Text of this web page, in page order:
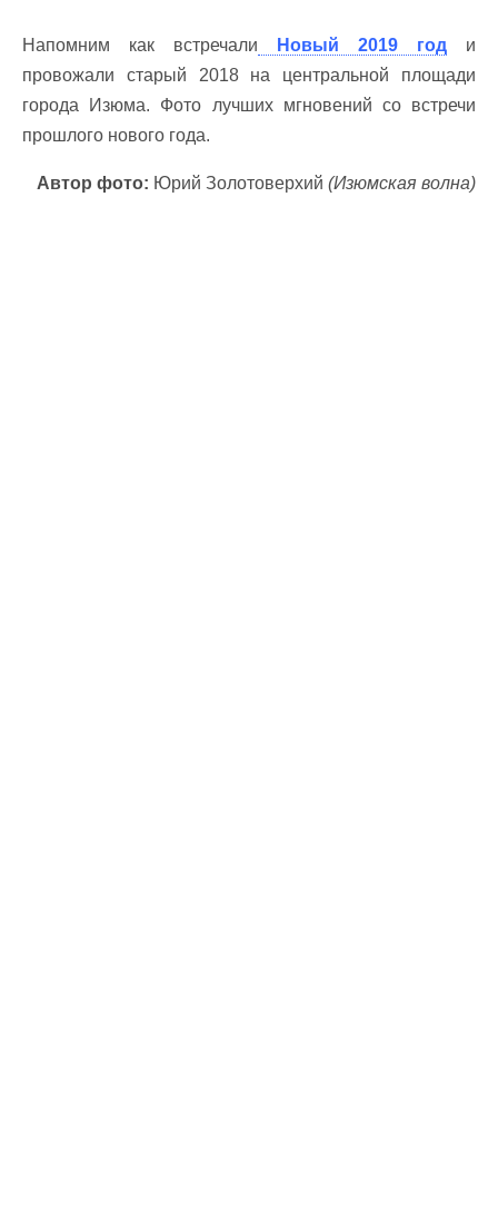
Напомним как встречали Новый 2019 год и
провожали старый 2018 на центральной площади
города Изюма. Фото лучших мгновений со встречи
прошлого нового года.
Автор фото: Юрий Золотоверхий (Изюмская волна)